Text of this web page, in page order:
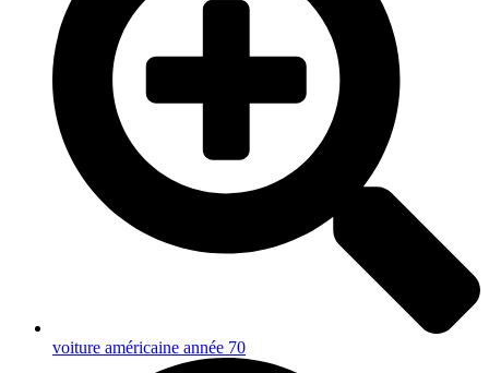
voiture américaine année 70